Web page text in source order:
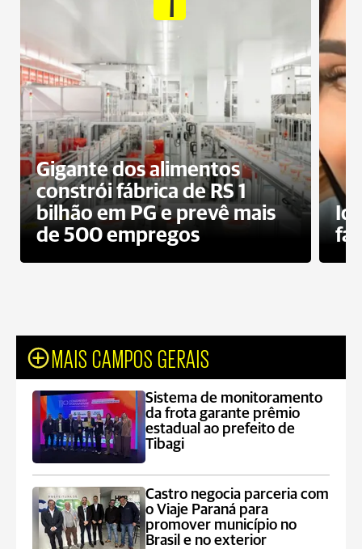
Gigante dos alimentos
constrói fábrica de RS 1
bilhão em PG e prevê mais
de 500 empregos
MAIS CAMPOS GERAIS
Sistema de monitoramento
da frota garante prêmio
estadual ao prefeito de
Tibagi
Castro negocia parceria com
o Viaje Paraná para
promover município no
Brasil e no exterior